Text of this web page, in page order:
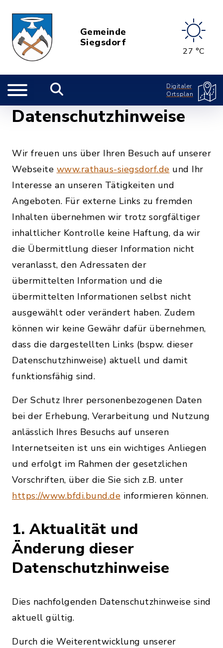
Gemeinde
Siegsdorf
27 °C
Digitaler
Ortsplan
Datenschutzhinweise
Wir freuen uns über Ihren Besuch auf unserer
Webseite www.rathaus-siegsdorf.de und Ihr
Interesse an unseren Tätigkeiten und
Angeboten. Für externe Links zu fremden
Inhalten übernehmen wir trotz sorgfältiger
inhaltlicher Kontrolle keine Haftung, da wir
die Übermittlung dieser Information nicht
veranlasst, den Adressaten der
übermittelten Information und die
übermittelten Informationen selbst nicht
ausgewählt oder verändert haben. Zudem
können wir keine Gewähr dafür übernehmen,
dass die dargestellten Links (bspw. dieser
Datenschutzhinweise) aktuell und damit
funktionsfähig sind.
Der Schutz Ihrer personenbezogenen Daten
bei der Erhebung, Verarbeitung und Nutzung
anlässlich Ihres Besuchs auf unseren
Internetseiten ist uns ein wichtiges Anliegen
und erfolgt im Rahmen der gesetzlichen
Vorschriften, über die Sie sich z.B. unter
https://www.bfdi.bund.de informieren können.
1. Aktualität und
Änderung dieser
Datenschutzhinweise
Dies nachfolgenden Datenschutzhinweise sind
aktuell gültig.
Durch die Weiterentwicklung unserer